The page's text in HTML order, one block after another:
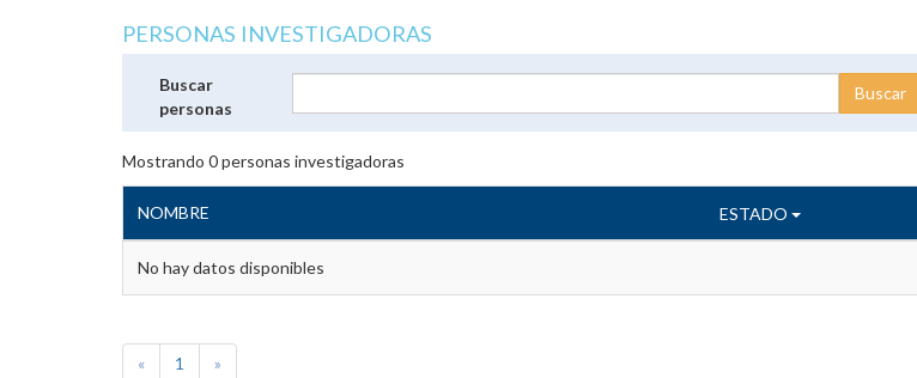
PERSONAS INVESTIGADORAS
Buscar
personas
Mostrando 0personas investigadoras
NOMBRE ESTADO
No hay datos disponibles
« 1 »